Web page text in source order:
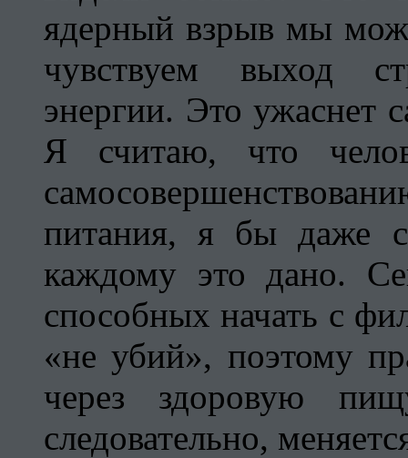
ядерный взрыв мы
чувствуем выход
энергии. Это ужаснет
Я считаю, что
питания, я бы даже
каждому это дано.
способных начать с
«не убий», поэтому
через здоровую
следовательно,